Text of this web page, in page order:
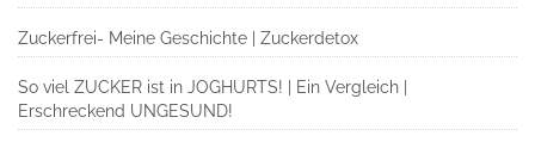
Zuckerfrei- Meine Geschichte | Zuckerdetox
So viel ZUCKER ist in JOGHURTS! | Ein Vergleich |
Erschreckend UNGESUND!